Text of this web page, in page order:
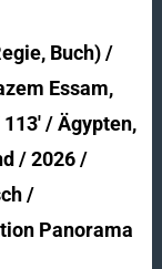
Buch) /
Essam,
/ Ägypten,
/ 2026 /
/
Panorama